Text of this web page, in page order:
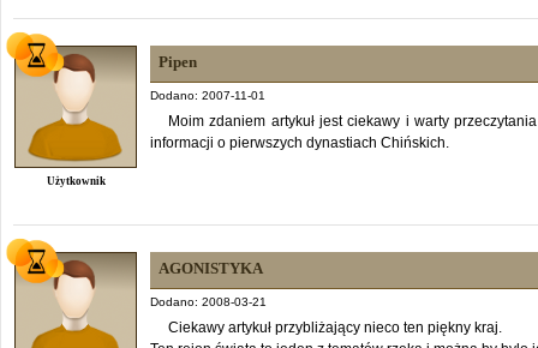
Użytkownik
Pipen
Dodano: 2007-11-01
Moim zdaniem artykuł jest ciekawy i warty
informacji o pierwszych dynastiach Chińskich.
AGONISTYKA
Dodano: 2008-03-21
Ciekawy artykuł przybliżający nieco ten piękny kraj.